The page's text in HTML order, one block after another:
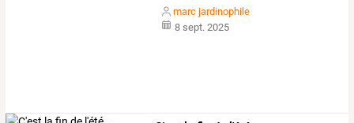
marc jardinophile
8 sept. 2025